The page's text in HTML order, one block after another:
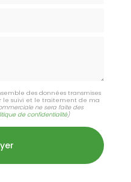
des données transmises
le suivi et le traitement de ma
ne sera faite des
de confidentialité)